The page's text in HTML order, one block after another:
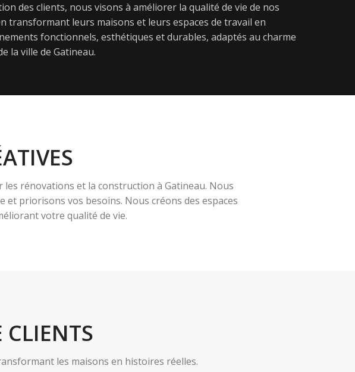
des clients, nous visons à améliorer la qualité de vie de nos
transformant leurs maisons et leurs espaces de travail en
fonctionnels, esthétiques et durables, adaptés au charme
la ville de Gatineau.
rénovations et la construction à Gatineau. Nous
priorisons vos besoins. Nous créons des espaces
votre qualité de vie.
CLIENTS
les maisons en histoires réelles.